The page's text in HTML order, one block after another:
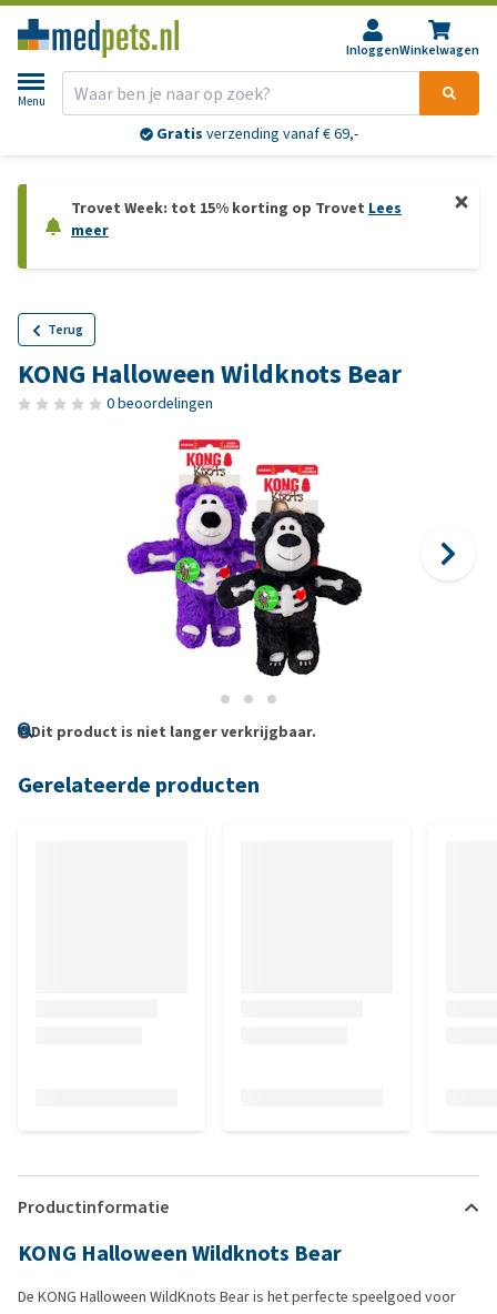
InloggenWinkelwagen
Menu
Gratis verzending vanaf € 69,-
Trovet Week: tot 15% korting op Trovet Lees
meer
Terug
KONG Halloween Wildknots Bear
0 beoordelingen
Dit product is niet langer verkrijgbaar.
Gerelateerde producten
Productinformatie
KONG Halloween Wildknots Bear
De KONG Halloween WildKnots Bear is het perfecte speelgoed voor